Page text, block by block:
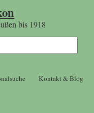
bis 1918
Kontakt & Blog